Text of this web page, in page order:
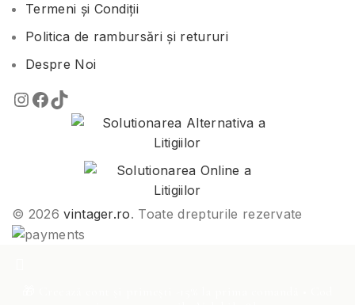
Termeni și Condiții
Politica de rambursări și retururi
Despre Noi
© 2026vintager.ro. Toate drepturile rezervate